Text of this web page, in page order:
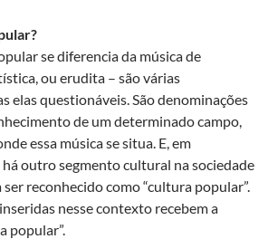
se diferencia da música de
ou erudita – são várias
elas questionáveis. São denominações
de um determinado campo,
essa música se situa. E, em
outro segmento cultural na sociedade
ser reconhecido como “cultura popular”.
nesse contexto recebem a
popular”.